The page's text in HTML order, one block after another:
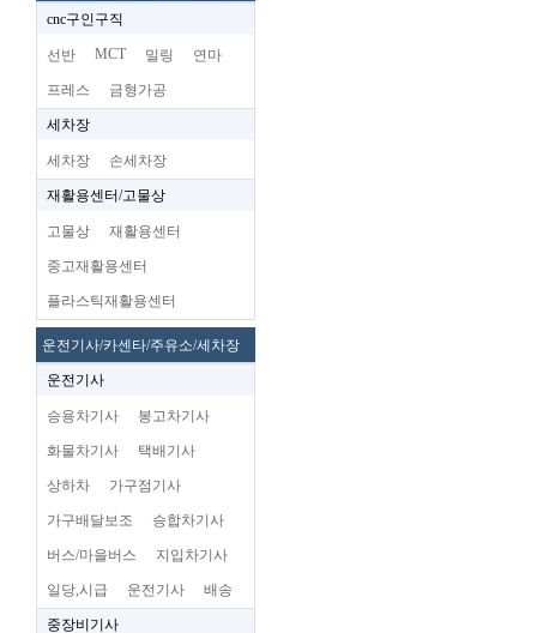
cnc구인구직
선반 MCT 밀링 연마
프레스 금형가공
세차장
세차장 손세차장
재활용센터/고물상
고물상 재활용센터
중고재활용센터
플라스틱재활용센터
운전기사/카센타/주유소/세차장
운전기사
승용차기사 봉고차기사
화물차기사 택배기사
상하차 가구점기사
가구배달보조 승합차기사
버스/마을버스 지입차기사
일당,시급 운전기사 배송
중장비기사